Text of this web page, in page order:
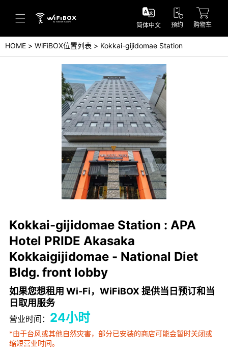
帮助／询问
帮助中心(日本语)
帮助中心(英语)
询问(日本语)
简体中文 预约 购物车
HOME WiFiBOX位置列表 Kokkai-gijidomae Station
Kokkai-gijidomae Station : APA
Hotel PRIDE Akasaka
Kokkaigijidomae - National Diet
Bldg. front lobby
如果您想租用 Wi-Fi，WiFiBOX 提供当日预订和当
日取用服务
营业时间： 24小时
*由于台风或其他自然灾害，部分已安装的商店可能会暂时关闭或
缩短营业时间。